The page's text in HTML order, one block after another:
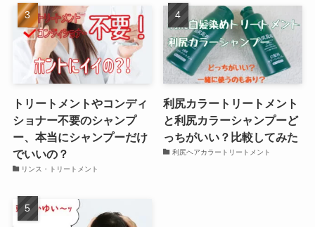
トリートメントやコンディ
ショナー不要のシャンプ
ー、本当にシャンプーだけ
でいいの？
リンス・トリートメント
利尻カラートリートメント
と利尻カラーシャンプーど
っちがいい？比較してみた
利尻ヘアカラートリートメント